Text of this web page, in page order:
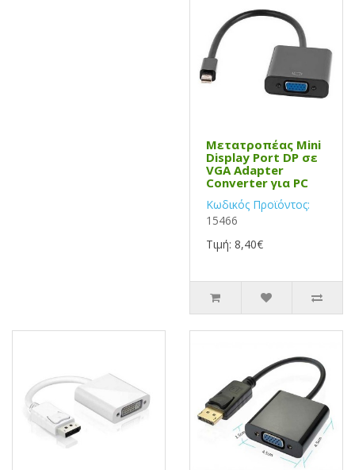
Μετατροπέας Mini
Display Port DP σε
VGA Adapter
Converter για PC
Κωδικός Προϊόντος:
15466
Τιμή: 8,40€